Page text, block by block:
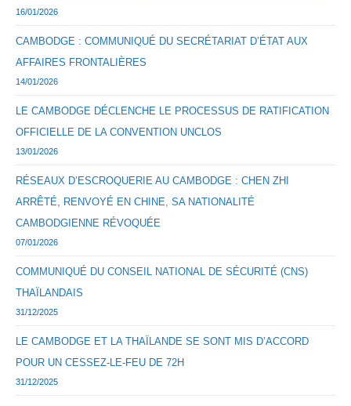
16/01/2026
CAMBODGE : COMMUNIQUÉ DU SECRÉTARIAT D’ÉTAT AUX
AFFAIRES FRONTALIÈRES
14/01/2026
LE CAMBODGE DÉCLENCHE LE PROCESSUS DE RATIFICATION
OFFICIELLE DE LA CONVENTION UNCLOS
13/01/2026
RÉSEAUX D’ESCROQUERIE AU CAMBODGE : CHEN ZHI
ARRÊTÉ, RENVOYÉ EN CHINE, SA NATIONALITÉ
CAMBODGIENNE RÉVOQUÉE
07/01/2026
COMMUNIQUÉ DU CONSEIL NATIONAL DE SÉCURITÉ (CNS)
THAÏLANDAIS
31/12/2025
LE CAMBODGE ET LA THAÏLANDE SE SONT MIS D’ACCORD
POUR UN CESSEZ-LE-FEU DE 72H
31/12/2025